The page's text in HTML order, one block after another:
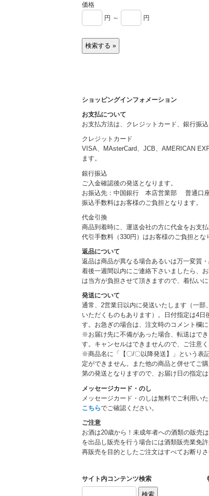
価格
円 ～
円
ショッピングインフォメーション
お支払について
お支払方法は、クレジットカード、銀行振
クレジットカード
VISA、MAsterCard、JCB、AMERICAN
ます。
銀行振込
ご入金確認後の発送となります。
お振込先：中国銀行 本店営業部 普通口
振込手数料はお客様のご負担となります。
代金引換
商品到着時に、運送会社の方に代金をお支払
代引手数料（330円）はお客様のご負担とな
返品について
返品は商品が異なる場合あるいは万一変質
着後一週間以内にご連絡下さいましたら、
は当方が負担させて頂きますので、着払いに
発送について
通常、2営業日以内に発送いたします（一
いただくものもあります）。日付指定は4
す。お急ぎの場合は、注文時のコメント欄に
※お届け先に不備があった場合、転送はで
す。キャンセルはできませんので、ご注意く
※商品名に「【〇/〇以降発送】」という表
定ができません。また他の商品と併せてご
第の発送となりますので、お届け日の指定は
メッセージカード・のし
メッセージカード・のしは無料でご利用いた
こちらでご確認ください。
ご注意
お酒は20歳から！未成年者への酒類の販売
を出品し販売を行う場合には酒類販売業免
再販売を目的としたご注文はすべてお断りさ
サイト内コンテンツ検索